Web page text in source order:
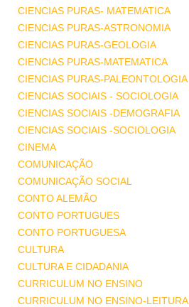
CIENCIAS PURAS- MATEMATICA
CIENCIAS PURAS-ASTRONOMIA
CIENCIAS PURAS-GEOLOGIA
CIENCIAS PURAS-MATEMATICA
CIENCIAS PURAS-PALEONTOLOGIA
CIENCIAS SOCIAIS - SOCIOLOGIA
CIENCIAS SOCIAIS -DEMOGRAFIA
CIENCIAS SOCIAIS -SOCIOLOGIA
CINEMA
COMUNICAÇÃO
COMUNICAÇÃO SOCIAL
CONTO ALEMÃO
CONTO PORTUGUES
CONTO PORTUGUESA
CULTURA
CULTURA E CIDADANIA
CURRICULUM NO ENSINO
CURRICULUM NO ENSINO-LEITURA